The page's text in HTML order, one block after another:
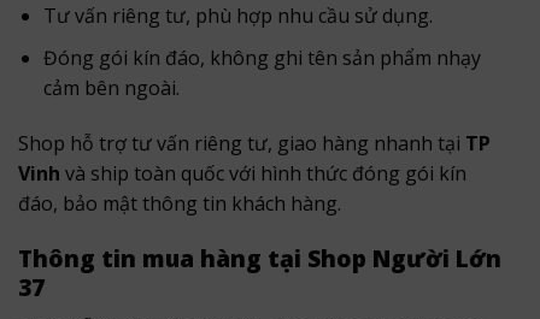
Tư vấn riêng tư, phù hợp nhu cầu sử dụng.
Đóng gói kín đáo, không ghi tên sản phẩm nhạy
cảm bên ngoài.
Shop hỗ trợ tư vấn riêng tư, giao hàng nhanh tại TP
Vinh và ship toàn quốc với hình thức đóng gói kín
đáo, bảo mật thông tin khách hàng.
Thông tin mua hàng tại Shop Người Lớn
37